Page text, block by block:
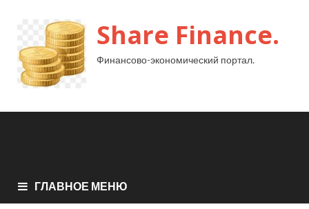
Share Finance.
Финансово-экономический портал.
ГЛАВНОЕ МЕНЮ